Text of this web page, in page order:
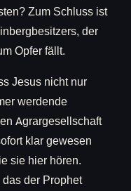
Zum Schluss ist
der
Opfer fällt.
Jesus nicht nur
werdende
Agrargesellschaft
klar gewesen
sie hier hören.
der Prophet